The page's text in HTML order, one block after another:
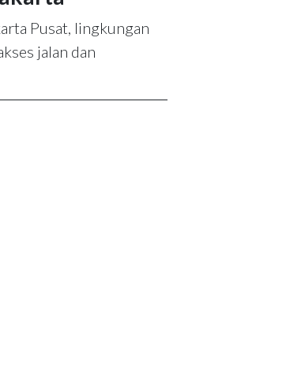
Pusat, lingkungan
jalan dan